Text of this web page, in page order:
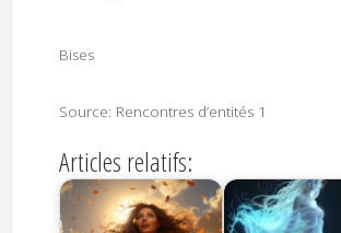
Bises
Source: Rencontres d’entités 1
Articles relatifs: